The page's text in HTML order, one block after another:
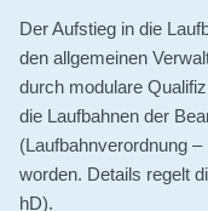
Der Aufstieg in die
den allgemeinen
durch modulare
die Laufbahnen der
(Laufbahnverordnung
worden. Details regelt
hD).